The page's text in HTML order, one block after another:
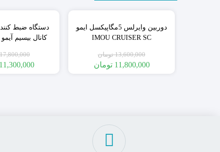
٪13
دوربین وایرلس 5مگاپیکسل ایمو
IMOU CRUISER SC
13,600,000 تومان
11,800,000 تومان
ونوس
17,800,000
11,300,000